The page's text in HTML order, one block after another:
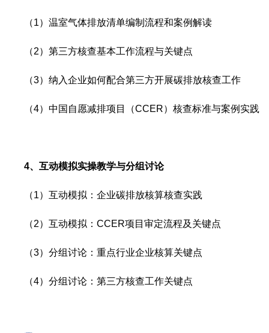
（1） 温室气体排放清单编制流程和案例解读
（2） 第三方核查基本工作流程与关键点
（3） 纳入企业如何配合第三方开展碳排放核查工作
（4） 中国自愿减排项目（CCER）核查标准与案例实践
4、互动模拟实操教学与分组讨论
（1） 互动模拟：企业碳排放核算核查实践
（2） 互动模拟：CCER项目审定流程及关键点
（3） 分组讨论：重点行业企业核算关键点
（4） 分组讨论：第三方核查工作关键点